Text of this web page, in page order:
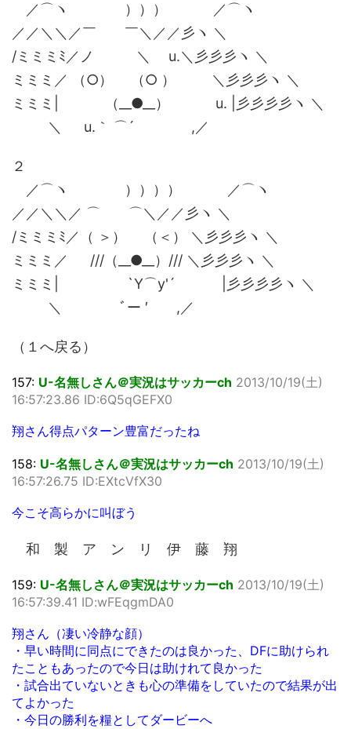
／⌒ヽ ））） ／⌒ヽ
／／＼＼／￣ ￣＼／／彡ヽ ＼
/ミミミﾐ／ノ ＼ u.＼彡彡彡ヽ ＼
ミミミ／ （○） （○ ） ＼彡彡彡ヽ ＼
ミミミ| （__●__） u. |彡彡彡彡ヽ ＼
＼ u.｀ ⌒´ ,／
２
／⌒ヽ ）））） ／⌒ヽ
／／＼＼／ ⌒ ⌒＼／／彡ヽ ＼
/ミミミﾐ／（ ＞） （＜） ＼彡彡彡ヽ ＼
ミミミ／ ///（__●__）/// ＼彡彡彡ヽ ＼
ミミミ| `Y⌒y'´ |彡彡彡彡ヽ ＼
＼ ﾞー ′ ,／
（１へ戻る）
157: U-名無しさん＠実況はサッカーch 2013/10/19(土)
16:57:23.86 ID:6Q5qGEFX0
翔さん得点パターン豊富だったね
158: U-名無しさん＠実況はサッカーch 2013/10/19(土)
16:57:26.75 ID:EXtcVfX30
今こそ高らかに叫ぼう
和 製 ア ン リ 伊 藤 翔
159: U-名無しさん＠実況はサッカーch 2013/10/19(土)
16:57:39.41 ID:wFEqgmDA0
翔さん（凄い冷静な顔）
・早い時間に同点にできたのは良かった、DFに助けられ
たこともあったので今日は助けれて良かった
・試合出ていないときも心の準備をしていたので結果が出
てよかった
・今日の勝利を糧としてダービーへ